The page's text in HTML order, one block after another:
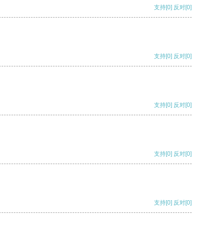
支持[0] 反对[0]
支持[0] 反对[0]
支持[0] 反对[0]
支持[0] 反对[0]
支持[0] 反对[0]